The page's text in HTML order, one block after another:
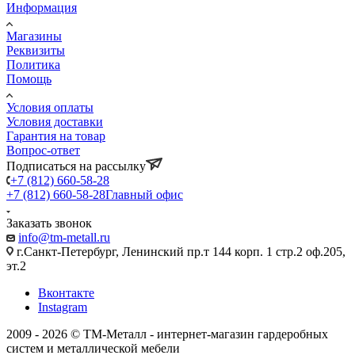
Информация
Магазины
Реквизиты
Политика
Помощь
Условия оплаты
Условия доставки
Гарантия на товар
Вопрос-ответ
Подписаться на рассылку
+7 (812) 660-58-28
+7 (812) 660-58-28Главный офис
Заказать звонок
info@tm-metall.ru
г.Санкт-Петербург, Ленинский пр.т 144 корп. 1 стр.2 оф.205,
эт.2
Вконтакте
Instagram
2009 - 2026 © ТМ-Металл - интернет-магазин гардеробных
систем и металлической мебели